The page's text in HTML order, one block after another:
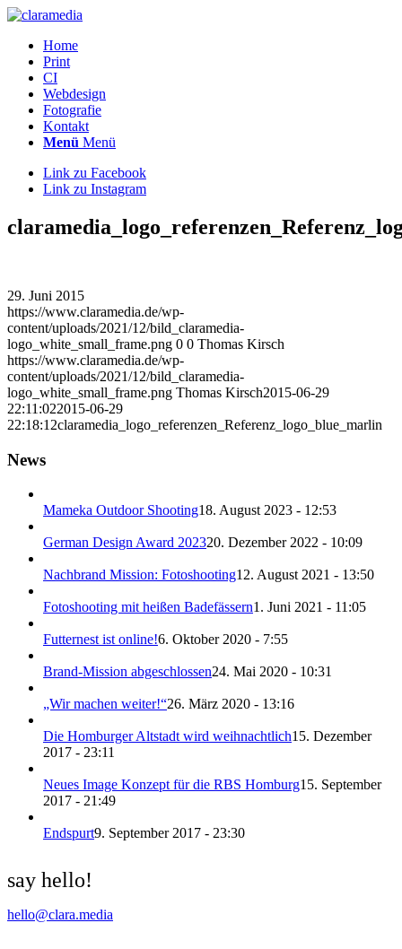
Home
Print
CI
Webdesign
Fotografie
Kontakt
Menü Menü
Link zu Facebook
Link zu Instagram
29. Juni 2015
https://www.claramedia.de/wp-
content/uploads/2021/12/bild_claramedia-
logo_white_small_frame.png 0 0 Thomas Kirsch
https://www.claramedia.de/wp-
content/uploads/2021/12/bild_claramedia-
logo_white_small_frame.png Thomas Kirsch2015-06-29
22:11:022015-06-29
22:18:12claramedia_logo_referenzen_Referenz_logo_blue_marlin
News
Mameka Outdoor Shooting18. August 2023 - 12:53
German Design Award 202320. Dezember 2022 - 10:09
Nachbrand Mission: Fotoshooting12. August 2021 - 13:50
Fotoshooting mit heißen Badefässern1. Juni 2021 - 11:05
Futternest ist online!6. Oktober 2020 - 7:55
Brand-Mission abgeschlossen24. Mai 2020 - 10:31
„Wir machen weiter!“26. März 2020 - 13:16
Die Homburger Altstadt wird weihnachtlich15. Dezember
2017 - 23:11
Neues Image Konzept für die RBS Homburg15. September
2017 - 21:49
Endspurt9. September 2017 - 23:30
say hello!
hello@clara.media